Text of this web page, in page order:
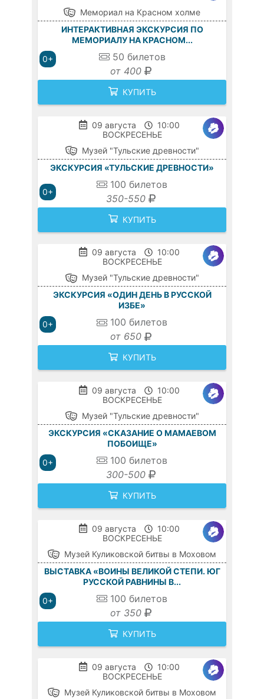
0+
Мемориал на Красном холме
ИНТЕРАКТИВНАЯ ЭКСКУРСИЯ ПО
МЕМОРИАЛУ НА КРАСНОМ...
50 билетов
от 400
КУПИТЬ
09 августа
10:00
ВОСКРЕСЕНЬЕ
0+
Музей "Тульские древности"
ЭКСКУРСИЯ «ТУЛЬСКИЕ ДРЕВНОСТИ»
100 билетов
350-550
КУПИТЬ
09 августа
10:00
ВОСКРЕСЕНЬЕ
0+
Музей "Тульские древности"
ЭКСКУРСИЯ «ОДИН ДЕНЬ В РУССКОЙ
ИЗБЕ»
100 билетов
от 650
КУПИТЬ
09 августа
10:00
ВОСКРЕСЕНЬЕ
0+
Музей "Тульские древности"
ЭКСКУРСИЯ «СКАЗАНИЕ О МАМАЕВОМ
ПОБОИЩЕ»
100 билетов
300-500
КУПИТЬ
09 августа
10:00
ВОСКРЕСЕНЬЕ
0+
Музей Куликовской битвы в Моховом
ВЫСТАВКА «ВОИНЫ ВЕЛИКОЙ СТЕПИ. ЮГ
РУССКОЙ РАВНИНЫ В...
100 билетов
от 350
КУПИТЬ
09 августа
10:00
ВОСКРЕСЕНЬЕ
Музей Куликовской битвы в Моховом